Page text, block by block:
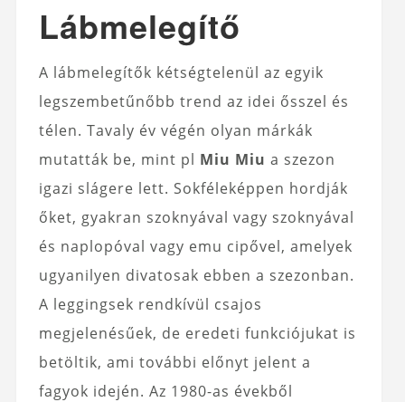
Lábmelegítő
A lábmelegítők kétségtelenül az egyik
legszembetűnőbb trend az idei ősszel és
télen. Tavaly év végén olyan márkák
mutatták be, mint pl Miu Miu a szezon
igazi slágere lett. Sokféleképpen hordják
őket, gyakran szoknyával vagy szoknyával
és naplopóval vagy emu cipővel, amelyek
ugyanilyen divatosak ebben a szezonban.
A leggingsek rendkívül csajos
megjelenésűek, de eredeti funkciójukat is
betöltik, ami további előnyt jelent a
fagyok idején. Az 1980-as évekből